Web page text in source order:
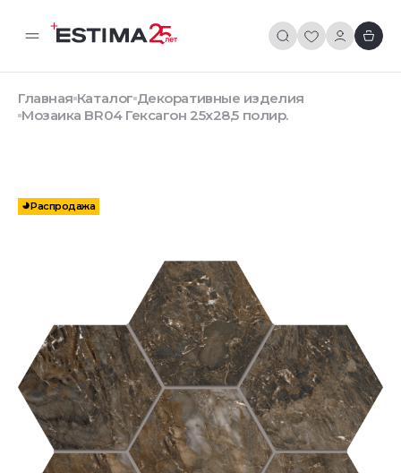
Главная Каталог Декоративные изделия
Мозаика BR04 Гексагон 25x28,5 полир.
Распродажа